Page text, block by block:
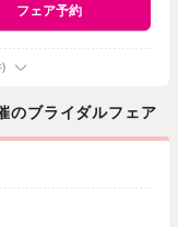
フェア予約
ブライダルフェア